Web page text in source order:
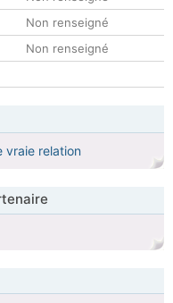
Non renseigné
Non renseigné
vraie relation